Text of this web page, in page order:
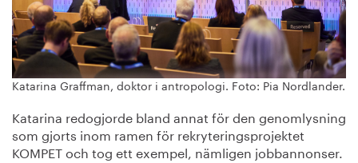
Katarina Graffman, doktor i antropologi. Foto: Pia Nordlander.
Katarina redogjorde bland annat för den genomlysning
som gjorts inom ramen för rekryteringsprojektet
KOMPET och tog ett exempel, nämligen jobbannonser.